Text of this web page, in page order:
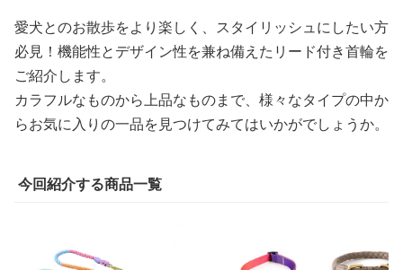
愛犬とのお散歩をより楽しく、スタイリッシュにしたい方
必見！機能性とデザイン性を兼ね備えたリード付き首輪を
ご紹介します。
カラフルなものから上品なものまで、様々なタイプの中か
らお気に入りの一品を見つけてみてはいかがでしょうか。
今回紹介する商品一覧